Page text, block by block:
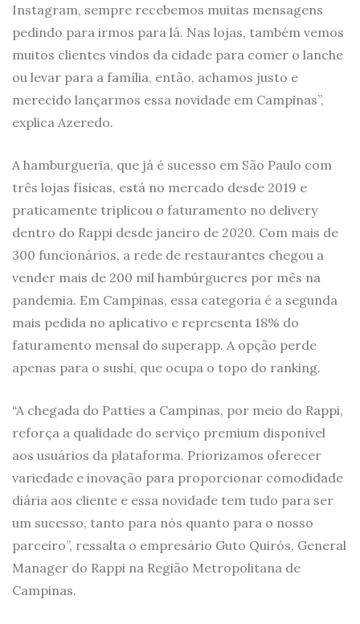
Instagram, sempre recebemos muitas mensagens
pedindo para irmos para lá. Nas lojas, também vemos
muitos clientes vindos da cidade para comer o lanche
ou levar para a família, então, achamos justo e
merecido lançarmos essa novidade em Campinas”,
explica Azeredo.
A hamburgueria, que já é sucesso em São Paulo com
três lojas físicas, está no mercado desde 2019 e
praticamente triplicou o faturamento no delivery
dentro do Rappi desde janeiro de 2020. Com mais de
300 funcionários, a rede de restaurantes chegou a
vender mais de 200 mil hambúrgueres por mês na
pandemia. Em Campinas, essa categoria é a segunda
mais pedida no aplicativo e representa 18% do
faturamento mensal do superapp. A opção perde
apenas para o sushi, que ocupa o topo do ranking.
“A chegada do Patties a Campinas, por meio do Rappi,
reforça a qualidade do serviço premium disponível
aos usuários da plataforma. Priorizamos oferecer
variedade e inovação para proporcionar comodidade
diária aos cliente e essa novidade tem tudo para ser
um sucesso, tanto para nós quanto para o nosso
parceiro”, ressalta o empresário Guto Quirós, General
Manager do Rappi na Região Metropolitana de
Campinas.